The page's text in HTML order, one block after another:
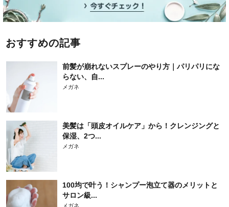
おすすめの記事
前髪が崩れないスプレーのやり方｜パリパリにな
らない、自...
メガネ
美髪は「頭皮オイルケア」から！クレンジングと
保湿、2つ...
メガネ
100均で叶う！シャンプー泡立て器のメリットと
サロン級...
メガネ